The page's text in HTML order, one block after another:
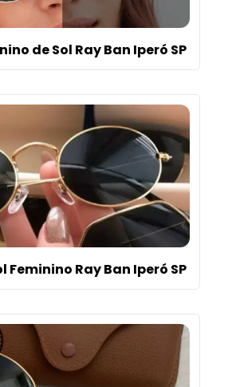
de Sol Ray Ban Iperó SP
Feminino Ray Ban Iperó SP